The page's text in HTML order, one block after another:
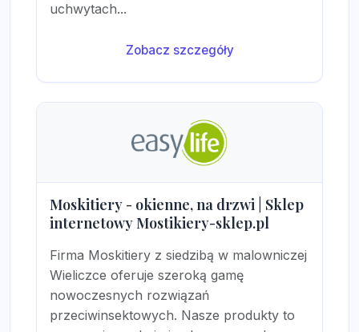
uchwytach...
Zobacz szczegóły
Moskitiery - okienne, na drzwi | Sklep
internetowy Mostikiery-sklep.pl
Firma Moskitiery z siedzibą w malowniczej
Wieliczce oferuje szeroką gamę
nowoczesnych rozwiązań
przeciwinsektowych. Nasze produkty to